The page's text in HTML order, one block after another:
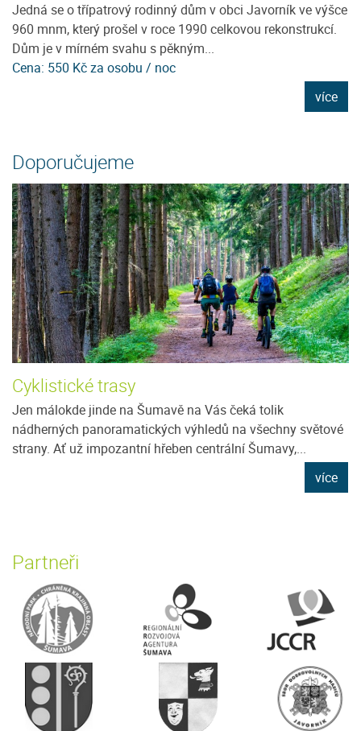
Jedná se o třípatrový rodinný dům v obci Javorník ve výšce
960 mnm, který prošel v roce 1990 celkovou rekonstrukcí.
Dům je v mírném svahu s pěkným...
Cena: 550 Kč za osobu / noc
více
Doporučujeme
Cyklistické trasy
Jen málokde jinde na Šumavě na Vás čeká tolik
nádherných panoramatických výhledů na všechny světové
strany. Ať už impozantní hřeben centrální Šumavy,...
více
Partneři